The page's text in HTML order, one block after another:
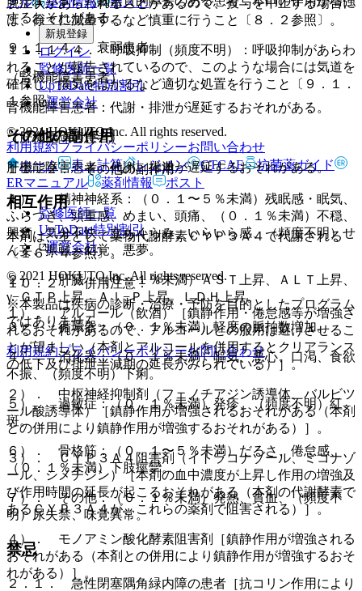
するおそれがある。
９．１．４． 衰弱患者。
（腎機能障害患者）
腎機能障害患者：代謝・排泄が遅延するおそれがある。
（肝機能障害患者）
肝機能障害患者：代謝・排泄が遅延するおそれがある。
相互作用
本剤は、主として薬物代謝酵素ＣＹＰ３Ａ４で代謝される
〔１６．４参照〕。
１０．２． 併用注意：
１）． アルコール（飲酒）［鎮静作用・倦怠感等が増強さ
れるおそれがあるので、アルコールとの服用は避けさせるこ
とが望ましい（本剤とアルコールを併用するとクリアランス
の低下及び排泄半減期の延長がみられている）］。
２）． 中枢神経抑制剤（フェノチアジン誘導体、バルビツ
ール酸誘導体）［鎮静作用が増強されるおそれがある（本剤
との併用により鎮静作用が増強するおそれがある）］。
３）． ＣＹＰ３Ａ４阻害剤（イトラコナゾール、ミコナゾ
ール、シメチジン）［本剤の血中濃度が上昇し作用の増強及
び作用時間の延長が起こるおそれがある（本剤の代謝酵素で
あるＣＹＰ３Ａ４が、これらの薬剤で阻害される）］。
４）． モノアミン酸化酵素阻害剤［鎮静作用が増強される
おそれがある（本剤との併用により鎮静作用が増強するおそ
れがある）］。
は、徐々に減量するなど慎重に行うこと〔８．２参照〕。
１１．１．４． 呼吸抑制（頻度不明）：呼吸抑制があらわ
れることが報告されているので、このような場合には気道を
確保し、換気をはかるなど適切な処置を行うこと〔９．１．
１参照〕。
その他の副作用
１１．２． その他の副作用
１）． 精神神経系：（０．１〜５％未満）残眠感・眠気、
ふらつき、頭重感、めまい、頭痛、（０．１％未満）不穏、
興奮、気分不快、立ちくらみ、いらいら感、（頻度不明）せ
ん妄、振戦、幻覚、悪夢。
２）． 肝臓：（０．１％未満）ＡＳＴ上昇、ＡＬＴ上昇、
γ−ＧＴＰ上昇、Ａｌ−Ｐ上昇、ＬＤＨ上昇。
３）． 循環器：（０．１％未満）軽度の脈拍数増加。
４）． 消化器：（０．１％未満）嘔気、悪心、口渇、食欲
不振、（頻度不明）下痢。
５）． 過敏症：（０．１％未満）発疹、（頻度不明）紅
斑。
６）． 骨格筋：（０．１〜５％未満）だるさ、倦怠感、
（０．１％未満）下肢痙攣。
７）． その他：（０．１％未満）発熱、貧血、（頻度不
明）尿失禁、味覚異常。
禁忌
２．１． 急性閉塞隅角緑内障の患者［抗コリン作用により
新規登録
ログイン
監修医師一覧
UpToDate特別割引
運営会社
© 2021 HOKUTO Inc. All rights reserved.
利用規約プライバシーポリシーお問い合わせ
ホーム
表・計算 レジメン CTCAE
抗菌薬ガイド
ERマニュアル
薬剤情報 ポスト
監修医師一覧
UpToDate特別割引
運営会社
© 2021 HOKUTO Inc. All rights reserved.
※本製品は疾病の診断・治療・予防を目的としたプログラム
ではありません。
利用規約プライバシーポリシーお問い合わせ